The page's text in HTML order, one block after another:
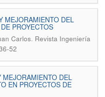
MEJORAMIENTO DEL
PROYECTOS
Carlos. Revista Ingeniería
52
MEJORAMIENTO DEL
EN PROYECTOS DE